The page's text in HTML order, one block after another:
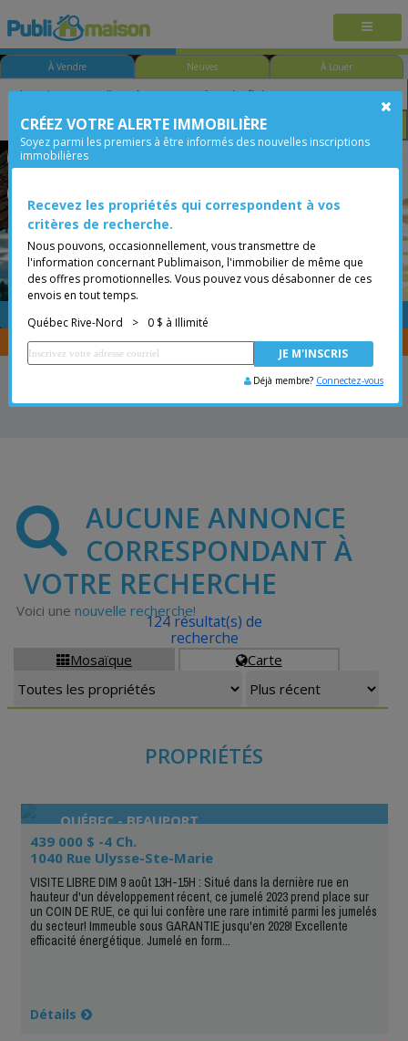
À Vendre Neuves À Louer
Chambre Prix
Québec - Val-Bélair
Placer une annonce
Vous êtes courtier, transférer vos propriétés avecCENTRIS
AUCUNE ANNONCE
CORRESPONDANT À
VOTRE RECHERCHE
Voici une nouvelle recherche!
Mosaïque Carte
124 résultat(s) de
recherche
PROPRIÉTÉS
QUÉBEC - BEAUPORT
439 000 $ -4 Ch.
1040 Rue Ulysse-Ste-Marie
VISITE LIBRE DIM 9 août 13H-15H : Situé dans la dernière rue en
hauteur d'un développement récent, ce jumelé 2023 prend place sur
un COIN DE RUE, ce qui lui confère une rare intimité parmi les jumelés
du secteur! Immeuble sous GARANTIE jusqu'en 2028! Excellente
efficacité énergétique. Jumelé en form...
Détails
CRÉEZ VOTRE ALERTE IMMOBILIÈRE
Soyez parmi les premiers à être informés des nouvelles inscriptions
immobilières
Recevez les propriétés qui correspondent à vos
critères de recherche.
Nous pouvons, occasionnellement, vous transmettre de
l'information concernant Publimaison, l'immobilier de même que
des offres promotionnelles. Vous pouvez vous désabonner de ces
envois en tout temps.
Québec Rive-Nord
> 0 $ à Illimité
Déjà membre? Connectez-vous